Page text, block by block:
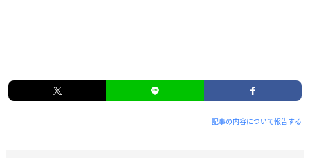
記事の内容について報告する